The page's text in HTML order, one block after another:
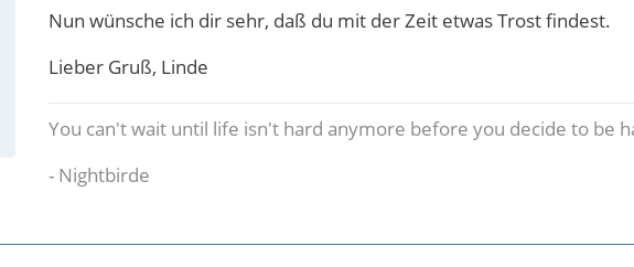
Nun wünsche ich dir sehr, daß du mit der Zeit etwas Trost findest.
Lieber Gruß, Linde
You can't wait until life isn't hard anymore before you decide to be
- Nightbirde